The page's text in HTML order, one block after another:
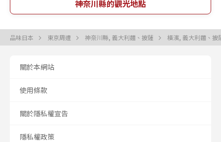
神奈川縣的觀光地點
品味日本 東京周遭 神奈川縣, 義大利麵、披薩 橫濱, 義大利麵、披
關於本網站
使用條款
關於隱私權宣告
隱私權政策